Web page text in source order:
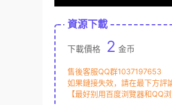
資源下載
下載價格 2 金币
售後客服QQ群1037197653
如果鏈接失效，請在最下方評
【最好别用百度浏覽器和QQ浏